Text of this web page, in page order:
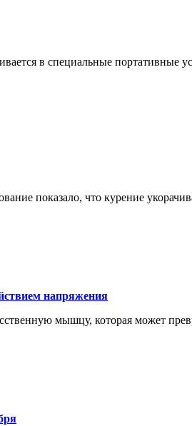
в специальные портативные
показало, что курение
напряжения
мышцу, которая может